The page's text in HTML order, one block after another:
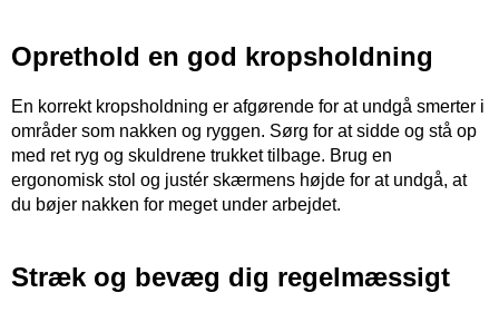
Oprethold en god kropsholdning
En korrekt kropsholdning er afgørende for at undgå smerter i
områder som nakken og ryggen. Sørg for at sidde og stå op
med ret ryg og skuldrene trukket tilbage. Brug en
ergonomisk stol og justér skærmens højde for at undgå, at
du bøjer nakken for meget under arbejdet.
Stræk og bevæg dig regelmæssigt